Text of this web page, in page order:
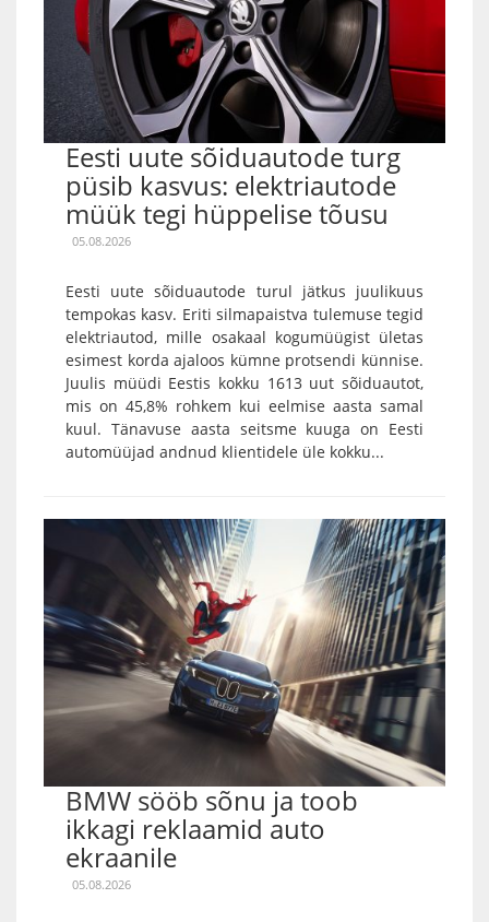
Eesti uute sõiduautode turg
püsib kasvus: elektriautode
müük tegi hüppelise tõusu
05.08.2026
Eesti uute sõiduautode turul jätkus juulikuus
tempokas kasv. Eriti silmapaistva tulemuse tegid
elektriautod, mille osakaal kogumüügist ületas
esimest korda ajaloos kümne protsendi künnise.
Juulis müüdi Eestis kokku 1613 uut sõiduautot,
mis on 45,8% rohkem kui eelmise aasta samal
kuul. Tänavuse aasta seitsme kuuga on Eesti
automüüjad andnud klientidele üle kokku...
BMW sööb sõnu ja toob
ikkagi reklaamid auto
ekraanile
05.08.2026